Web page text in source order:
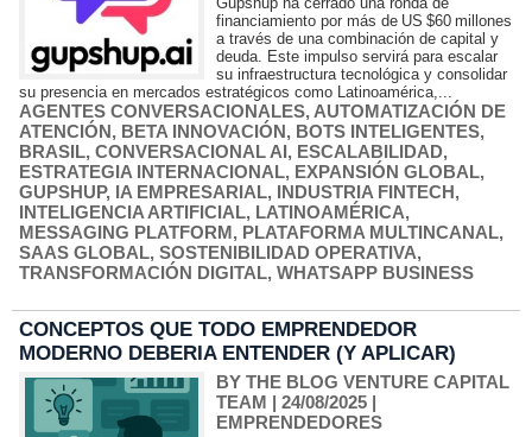
financiamiento por más de US $60 millones
a través de una combinación de capital y
deuda. Este impulso servirá para escalar
su infraestructura tecnológica y consolidar
su presencia en mercados estratégicos como Latinoamérica,...
AGENTES CONVERSACIONALES, AUTOMATIZACIÓN DE
ATENCIÓN, BETA INNOVACIÓN, BOTS INTELIGENTES,
BRASIL, CONVERSACIONAL AI, ESCALABILIDAD,
ESTRATEGIA INTERNACIONAL, EXPANSIÓN GLOBAL,
GUPSHUP, IA EMPRESARIAL, INDUSTRIA FINTECH,
INTELIGENCIA ARTIFICIAL, LATINOAMÉRICA,
MESSAGING PLATFORM, PLATAFORMA MULTINCANAL,
SAAS GLOBAL, SOSTENIBILIDAD OPERATIVA,
TRANSFORMACIÓN DIGITAL, WHATSAPP BUSINESS
CONCEPTOS QUE TODO EMPRENDEDOR
MODERNO DEBERIA ENTENDER (Y APLICAR)
BY THE BLOG VENTURE CAPITAL
TEAM | 24/08/2025 |
EMPRENDEDORES